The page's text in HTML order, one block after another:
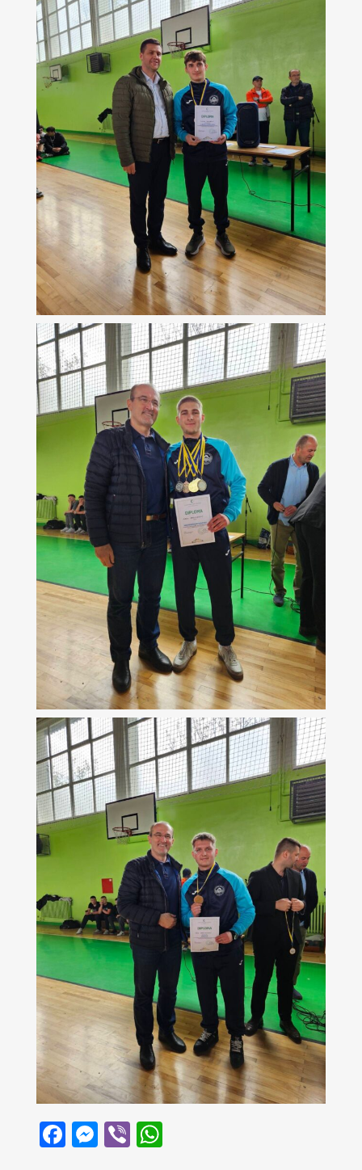
Facebook
Messenger
ViberWhatsApp